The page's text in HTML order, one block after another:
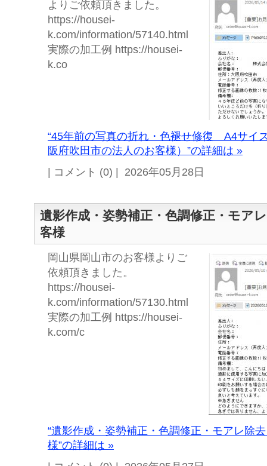
よりご依頼頂きました。
https://housei-
k.com/information/57140.html
実際の加工例 https://housei-
k.co
“45年前の写真の折れ・色褪せ修復 A4サイ
阪府吹田市の法人のお客様）”の詳細は »
| コメント (0) | 2026年05月28日
遺影作成・姿勢補正・色調修正・モア
客様
岡山県岡山市のお客様よりご
依頼頂きました。
https://housei-
k.com/information/57130.html
実際の加工例 https://housei-
k.com/c
“遺影作成・姿勢補正・色調修正・モアレ除
様”の詳細は »